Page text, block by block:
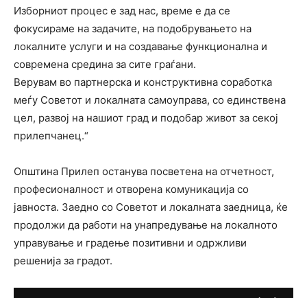
Изборниот процес е зад нас, време е да се
фокусираме на задачите, на подобрувањето на
локалните услуги и на создавање функционална и
современа средина за сите граѓани.
Верувам во партнерска и конструктивна соработка
меѓу Советот и локалната самоуправа, со единствена
цел, развој на нашиот град и подобар живот за секој
прилепчанец.“
Општина Прилеп останува посветена на отчетност,
професионалност и отворена комуникација со
јавноста. Заедно со Советот и локалната заедница, ќе
продолжи да работи на унапредување на локалното
управување и градење позитивни и одржливи
решенија за градот.